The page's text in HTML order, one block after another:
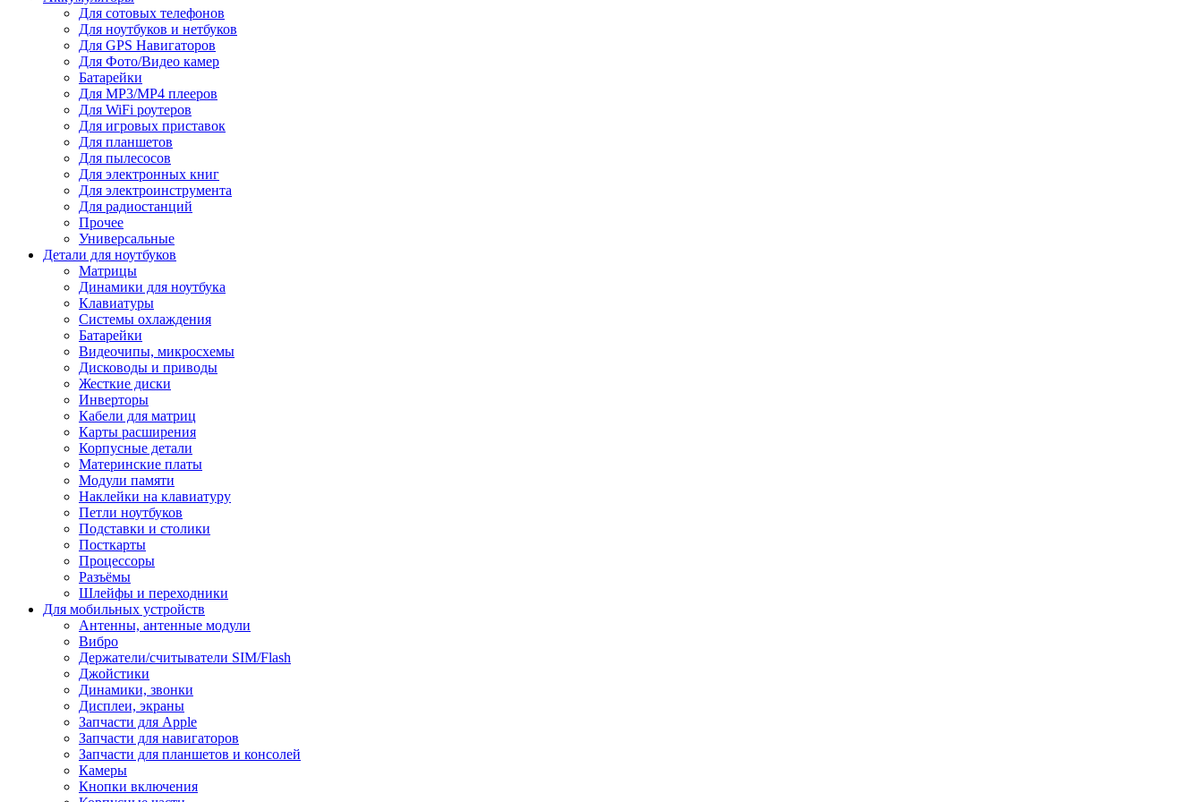
Для сотовых телефонов
Для ноутбуков и нетбуков
Для GPS Навигаторов
Для Фото/Видео камер
Батарейки
Для MP3/MP4 плееров
Для WiFi роутеров
Для игровых приставок
Для планшетов
Для пылесосов
Для электронных книг
Для электроинструмента
Для радиостанций
Прочее
Универсальные
Детали для ноутбуков
Матрицы
Динамики для ноутбука
Клавиатуры
Системы охлаждения
Батарейки
Видеочипы, микросхемы
Дисководы и приводы
Жесткие диски
Инверторы
Кабели для матриц
Карты расширения
Корпусные детали
Материнские платы
Модули памяти
Наклейки на клавиатуру
Петли ноутбуков
Подставки и столики
Посткарты
Процессоры
Разъёмы
Шлейфы и переходники
Для мобильных устройств
Антенны, антенные модули
Вибро
Держатели/считыватели SIM/Flash
Джойстики
Динамики, звонки
Дисплеи, экраны
Запчасти для Apple
Запчасти для навигаторов
Запчасти для планшетов и консолей
Камеры
Кнопки включения